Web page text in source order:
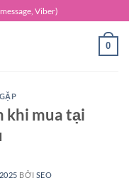
Viber)
0
khi mua tại
BỞI SEO